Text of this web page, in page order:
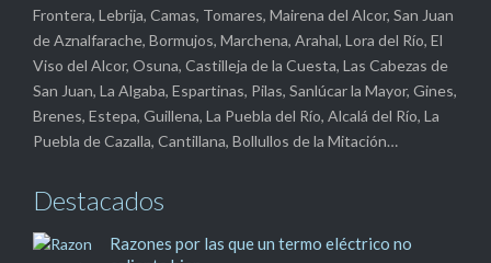
Frontera, Lebrija, Camas, Tomares, Mairena del Alcor, San Juan
de Aznalfarache, Bormujos, Marchena, Arahal, Lora del Río, El
Viso del Alcor, Osuna, Castilleja de la Cuesta, Las Cabezas de
San Juan, La Algaba, Espartinas, Pilas, Sanlúcar la Mayor, Gines,
Brenes, Estepa, Guillena, La Puebla del Río, Alcalá del Río, La
Puebla de Cazalla, Cantillana, Bollullos de la Mitación…
Destacados
Razones por las que un termo eléctrico no